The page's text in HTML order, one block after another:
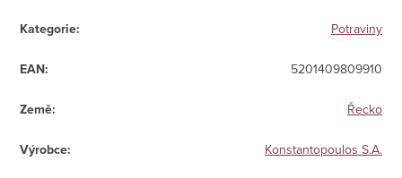
Kategorie: Potraviny
EAN: 5201409809910
Země: Řecko
Výrobce: Konstantopoulos S.A.